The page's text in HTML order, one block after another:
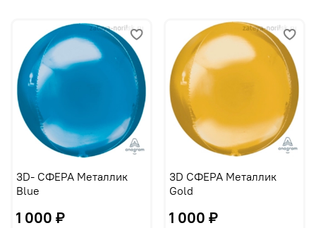
3D- СФЕРА Металлик
Blue
1 000 ₽
3D СФЕРА Металлик
Gold
1 000 ₽